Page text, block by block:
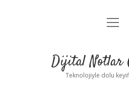
Anasayfa
Yasal
Dijital Notlar
Teknolojiyle dolu